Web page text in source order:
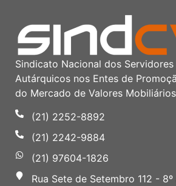
Sindicato Nacional dos Servidores
Autárquicos nos Entes de
do Mercado de Valores
(21) 2252-8892
(21) 2242-9884
(21) 97604-1826
Rua Sete de Setembro 112 -